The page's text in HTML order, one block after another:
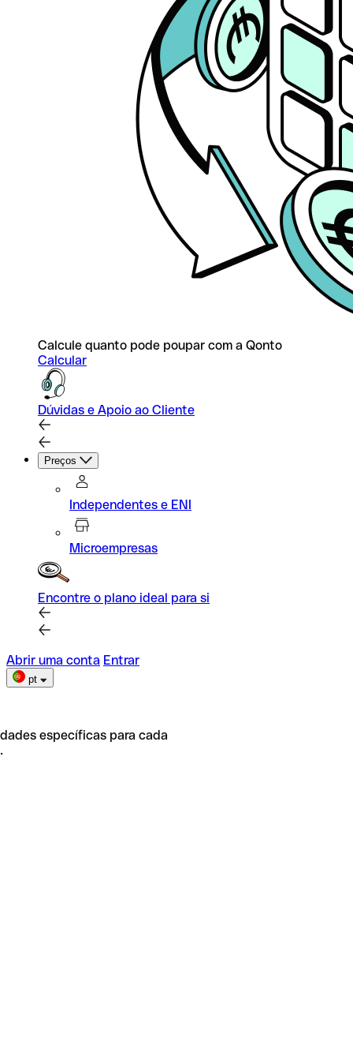
Calcule quanto pode poupar com a Qonto
Calcular
Dúvidas e Apoio ao Cliente
Preços
Independentes e ENI
Microempresas
Encontre o plano ideal para si
Abrir uma conta Entrar
pt
específicas para cada